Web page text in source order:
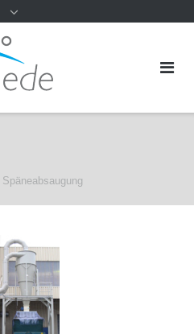
Späneabsaugung